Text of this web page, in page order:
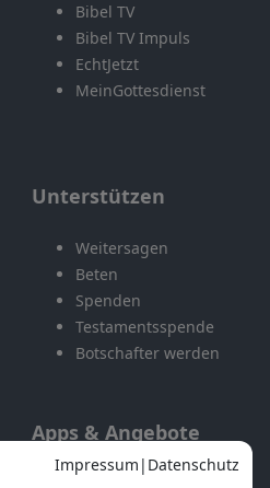
Bibel TV
Bibel TV Impuls
EchtJetzt
MeinGottesdienst
Unterstützen
Weitersagen
Beten
Spenden
Testamentsspende
Botschafter werden
Apps & Angebote